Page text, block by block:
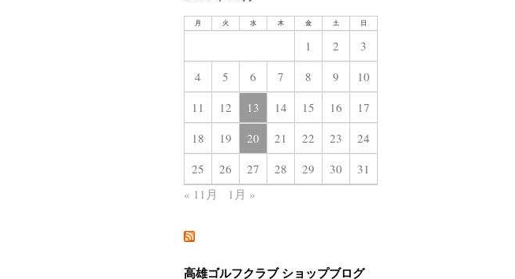
月 火 水 木 金 土 日
1 2
3
4
5 6 7 8 9
10
11
12 13 14 15 16
17
18
19 20 21 22 23
24
25
26 27 28 29 30
31
« 11月
1月 »
高雄ゴルフクラブ ショップブログ